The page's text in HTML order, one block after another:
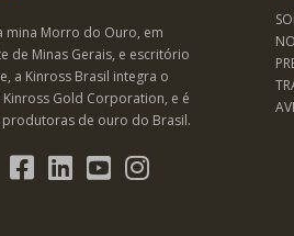
mina Morro do Ouro, em
de Minas Gerais, e escritório
a Kinross Brasil integra o
Gold Corporation, e é
de ouro do Brasil.